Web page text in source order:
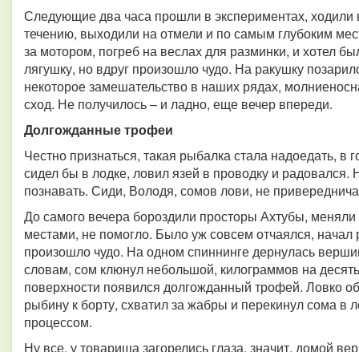
Следующие два часа прошли в экспериментах, ходили
течению, выходили на отмели и по самым глубоким
за мотором, погреб на веслах для разминки, и хотел
лягушку, но вдруг произошло чудо. На ракушку
некоторое замешательство в наших рядах,
сход. Не получилось – и ладно, еще вечер впереди.
Долгожданные трофеи
Честно признаться, такая рыбалка стала надоедать,
сидел бы в лодке, ловил язей в проводку и
познавать. Сиди, Володя, сомов лови, не
До самого вечера бороздили просторы Ахтубы,
местами, не помогло. Было уж совсем отчаялся, начал
произошло чудо. На одном спиннинге дернулась
словам, сом клюнул небольшой, килограммов на
поверхности появился долгожданный трофей. Ловко
рыбину к борту, схватил за жабры и перекинул сома в
процессом.
Ну все, у товарища загорелись глаза, значит, домой